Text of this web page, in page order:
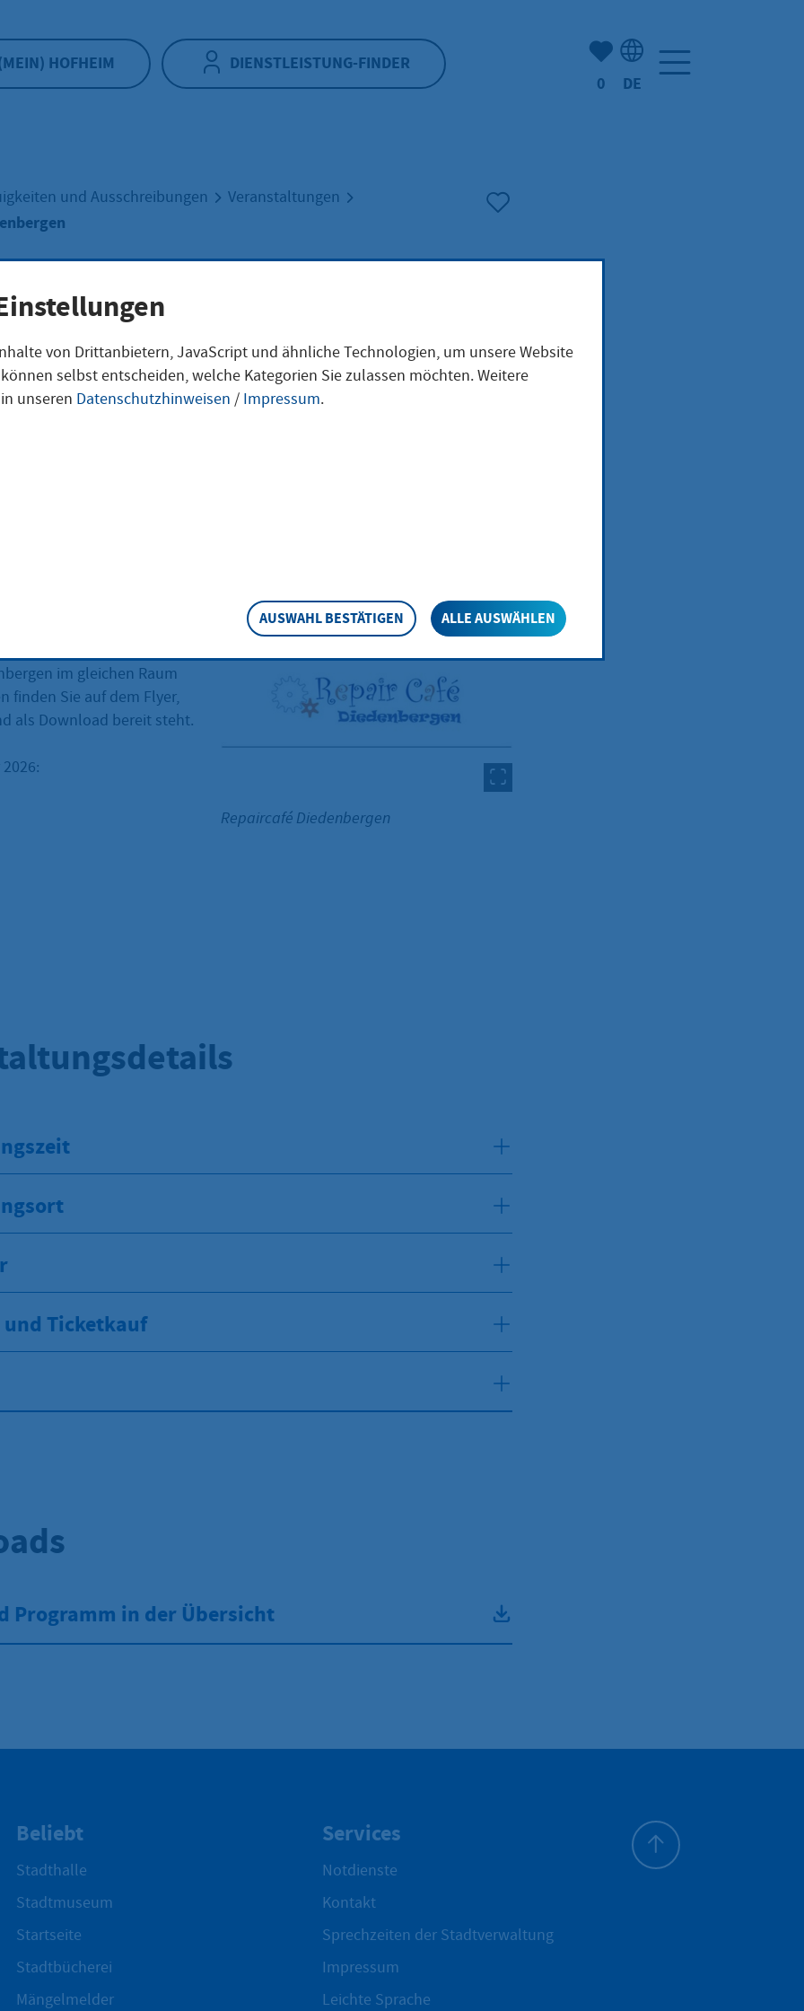
HOFHEIM DIENSTLEISTUNG-FINDER
Anzahl der gemerkten
0 DE
und Ausschreibungen Veranstaltungen
Diedenbergen
Rasierapparat, Föhn, Staubsauger, Radio,
Repaircafé Diedenbergen
im gleichen Raum
finden Sie auf dem Flyer,
als Download bereit steht.
Ticketkauf
Programm in der Übersicht
Beliebt
Stadthalle
Stadtmuseum
Startseite
Stadtbücherei
Mängelmelder
Services
Notdienste
Kontakt
Sprechzeiten der Stadtverwaltung
Impressum
Leichte Sprache
von Drittanbietern, JavaScript und ähnliche Technologien, um unsere Website
selbst entscheiden, welche Kategorien Sie zulassen möchten. Weitere
unseren Datenschutzhinweisen / Impressum.
AUSWAHL BESTÄTIGEN ALLE AUSWÄHLEN